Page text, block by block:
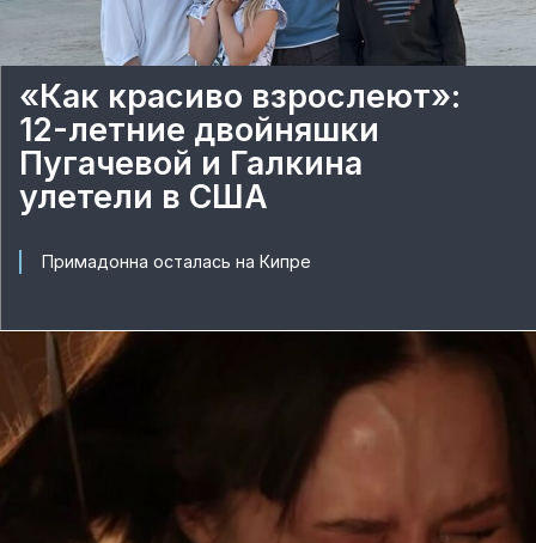
«Как красиво взрослеют»:
12-летние двойняшки
Пугачевой и Галкина
улетели в США
Примадонна осталась на Кипре